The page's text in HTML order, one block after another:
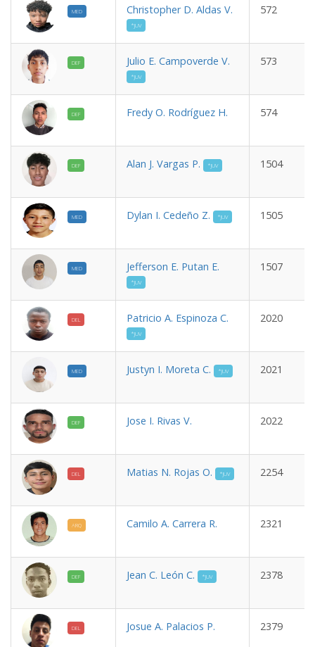
MED Christopher D. Aldas V.
*JUV
572
DEF Julio E. Campoverde V.
*JUV
573
DEF Fredy O. Rodríguez H. 574
DEF Alan J. Vargas P. *JUV 1504
MED Dylan I. Cedeño Z. *JUV 1505
MED Jefferson E. Putan E.
*JUV
1507
DEL Patricio A. Espinoza C.
*JUV
2020
MED Justyn I. Moreta C. *JUV 2021
DEF Jose I. Rivas V. 2022
DEL Matias N. Rojas O. *JUV 2254
ARQ Camilo A. Carrera R. 2321
DEF Jean C. León C. *JUV 2378
DEL Josue A. Palacios P. 2379